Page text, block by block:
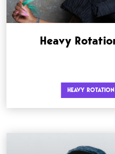
Heavy
HEAVY ROTATION